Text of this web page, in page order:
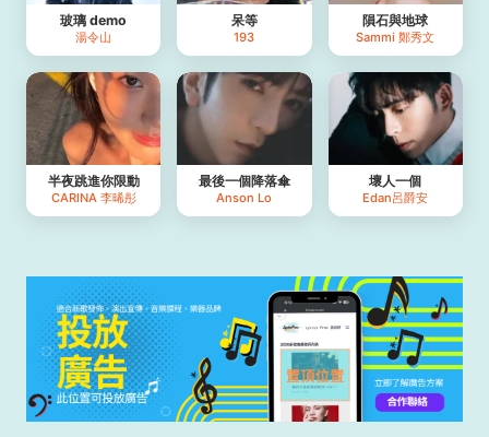
玻璃 demo
湯令山
呆等
193
隕石與地球
Sammi 鄭秀文
半夜跳進你限動
CARINA 李晞彤
最後一個降落傘
Anson Lo
壞人一個
Edan呂爵安